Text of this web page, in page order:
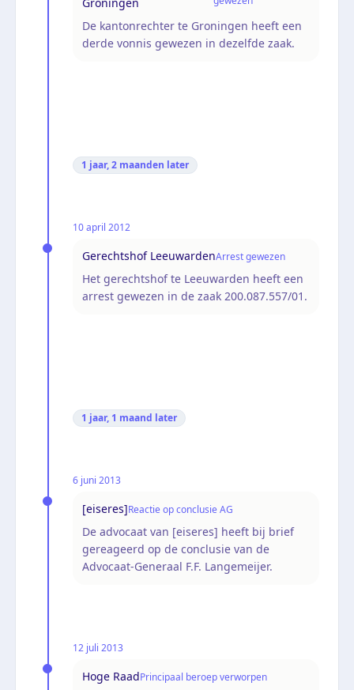
De kantonrechter te Groningen heeft een
derde vonnis gewezen in dezelfde zaak.
1 jaar, 2 maanden later
10 april 2012
Gerechtshof LeeuwardenArrest gewezen
Het gerechtshof te Leeuwarden heeft een
arrest gewezen in de zaak 200.087.557/01.
1 jaar, 1 maand later
6 juni 2013
[eiseres]Reactie op conclusie AG
De advocaat van [eiseres] heeft bij brief
gereageerd op de conclusie van de
Advocaat-Generaal F.F. Langemeijer.
12 juli 2013
Hoge RaadPrincipaal beroep verworpen